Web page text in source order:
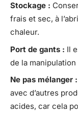
Stockage :
frais et sec, à
chaleur.
Port de gants : Il
de la
Ne pas mélanger :
avec d’autres
acides, car cela